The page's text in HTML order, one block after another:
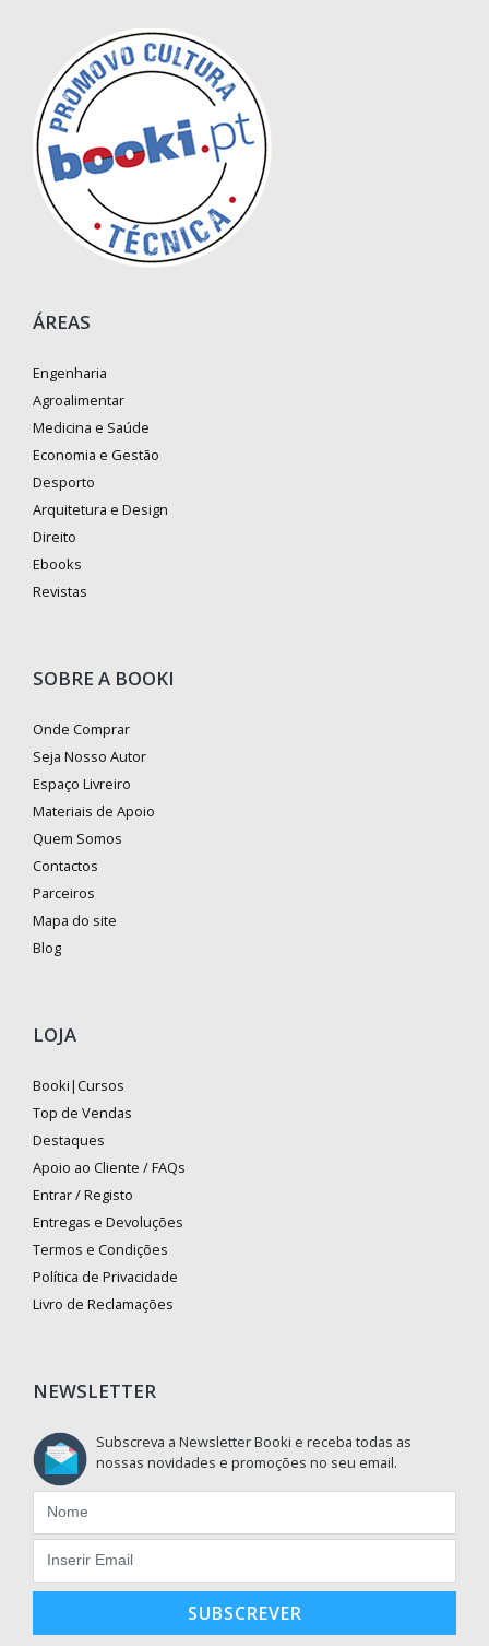
ÁREAS
Engenharia
Agroalimentar
Medicina e Saúde
Economia e Gestão
Desporto
Arquitetura e Design
Direito
Ebooks
Revistas
SOBRE A BOOKI
Onde Comprar
Seja Nosso Autor
Espaço Livreiro
Materiais de Apoio
Quem Somos
Contactos
Parceiros
Mapa do site
Blog
LOJA
Booki|Cursos
Top de Vendas
Destaques
Apoio ao Cliente / FAQs
Entrar / Registo
Entregas e Devoluções
Termos e Condições
Política de Privacidade
Livro de Reclamações
NEWSLETTER
Subscreva a Newsletter Booki e receba todas as
nossas novidades e promoções no seu email.
SUBSCREVER